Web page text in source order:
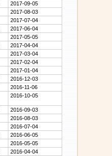
2017-09-05
2017-08-03
2017-07-04
2017-06-04
2017-05-05
2017-04-04
2017-03-04
2017-02-04
2017-01-04
2016-12-03
2016-11-06
2016-10-05
2016-09-03
2016-08-03
2016-07-04
2016-06-05
2016-05-05
2016-04-04